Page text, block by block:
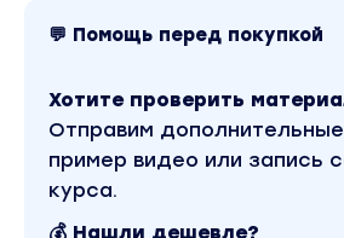
Бонусы:
состояния;
Шаблоны «Наполняющие
недели»;
💬 Помощь перед покупкой
Хотите проверить
Отправим
пример видео или запись
курса.
💰 Нашли дешевле?